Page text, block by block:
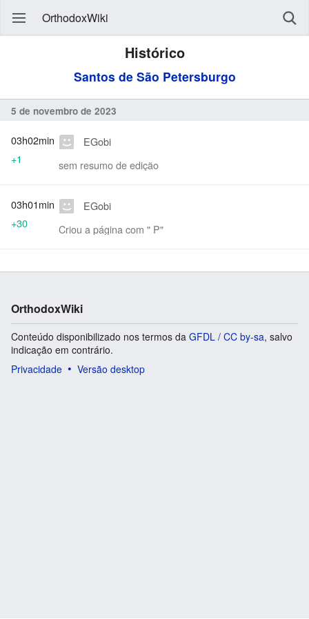
OrthodoxWiki
Histórico
Santos de São Petersburgo
5 de novembro de 2023
EGobi
sem resumo de edição
03h02min
+1
EGobi
Criou a página com " P"
03h01min
+30
OrthodoxWiki
Conteúdo disponibilizado nos termos da GFDL / CC by-sa, salvo
indicação em contrário.
Privacidade
Versão desktop